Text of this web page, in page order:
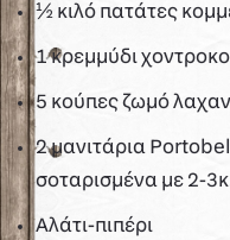
½ κιλό πατάτες
1 κρεμμύδι
5 κούπες ζωμό
2 μανιτάρια
σοταρισμένα με 2-
Αλάτι-πιπέρι